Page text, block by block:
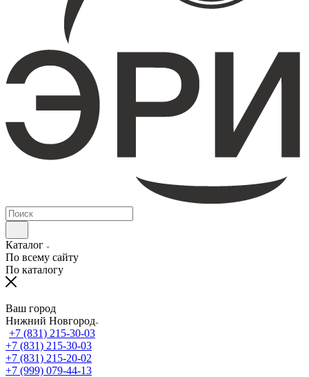
Каталог
По всему сайту
По каталогу
Ваш город
Нижний Новгород
+7 (831) 215-30-03
+7 (831) 215-30-03
+7 (831) 215-20-02
+7 (999) 079-44-13